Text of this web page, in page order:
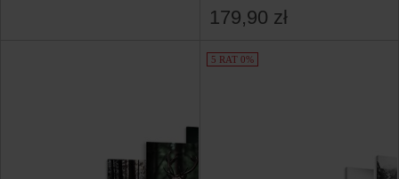
179,90 zł
5 RAT 0%